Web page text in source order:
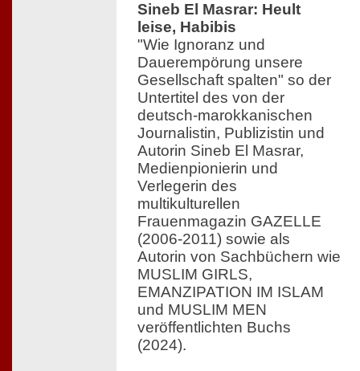
Sineb El Masrar: Heult
leise, Habibis
"Wie Ignoranz und
Dauerempörung unsere
Gesellschaft spalten" so der
Untertitel des von der
deutsch-marokkanischen
Journalistin, Publizistin und
Autorin Sineb El Masrar,
Medienpionierin und
Verlegerin des
multikulturellen
Frauenmagazin GAZELLE
(2006-2011) sowie als
Autorin von Sachbüchern wie
MUSLIM GIRLS,
EMANZIPATION IM ISLAM
und MUSLIM MEN
veröffentlichten Buchs
(2024).